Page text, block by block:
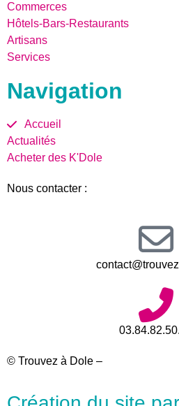
Commerces
Hôtels-Bars-Restaurants
Artisans
Services
Navigation
Accueil
Actualités
Acheter des K'Dole
Nous contacter :
© Trouvez à Dole –